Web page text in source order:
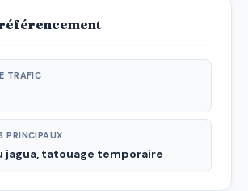
TRAFIC
PRINCIPAUX
jagua, tatouage temporaire